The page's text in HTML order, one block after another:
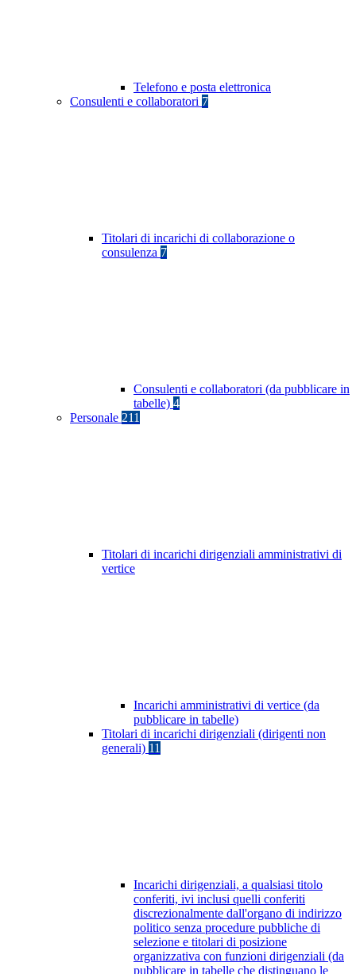
Telefono e posta elettronica
Consulenti e collaboratori 7
Titolari di incarichi di collaborazione o
consulenza 7
Consulenti e collaboratori (da pubblicare in
tabelle) 4
Personale 211
Titolari di incarichi dirigenziali amministrativi di
vertice
Incarichi amministrativi di vertice (da
pubblicare in tabelle)
Titolari di incarichi dirigenziali (dirigenti non
generali) 11
Incarichi dirigenziali, a qualsiasi titolo
conferiti, ivi inclusi quelli conferiti
discrezionalmente dall'organo di indirizzo
politico senza procedure pubbliche di
selezione e titolari di posizione
organizzativa con funzioni dirigenziali (da
pubblicare in tabelle che distinguano le